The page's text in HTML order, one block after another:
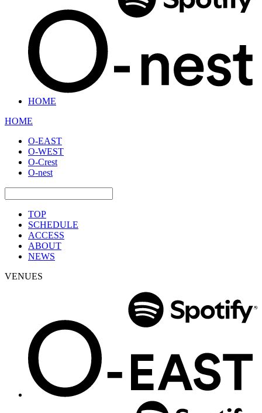
HOME
HOME
O-EAST
O-WEST
O-Crest
O-nest
TOP
SCHEDULE
ACCESS
ABOUT
NEWS
VENUES